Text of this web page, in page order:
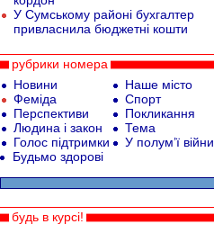
У Сумському районі бухгалтер
привласнила бюджетні кошти
рубрики номера
Новини
Феміда
Перспективи
Людина і закон
Голос підтримки
Наше місто
Спорт
Покликання
Тема
У полум’ї війни
Будьмо здорові
будь в курсі!